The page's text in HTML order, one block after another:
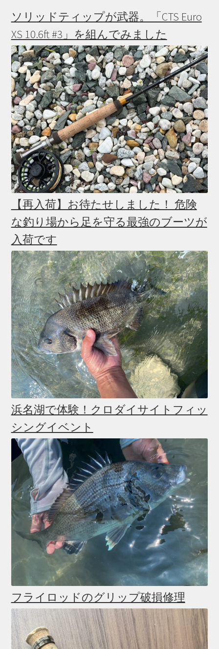
ソリッドティップが武器。「CTS Euro
XS 10.6ft #3」を組んでみました
【再入荷】お待たせしました！ 危険
な釣り場から足を守る最強のブーツが
入荷です
浜名湖で体験！クロダイサイトフィッ
シングイベント
フライロッドのグリップ破損修理